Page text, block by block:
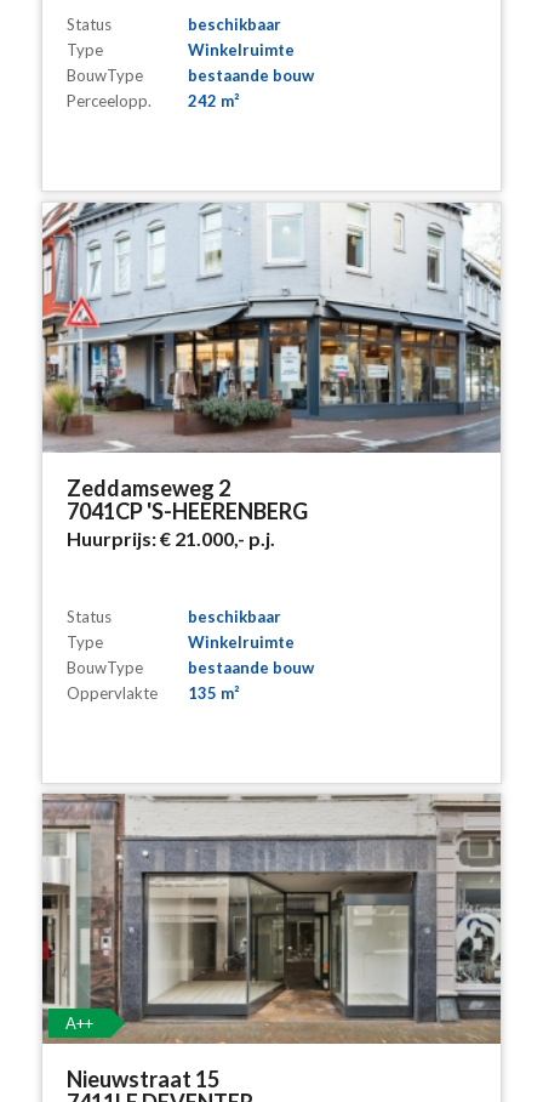
Status
beschikbaar
Type
Winkelruimte
BouwType
bestaande bouw
Perceelopp.
242 m²
Zeddamseweg 2
7041CP 'S-HEERENBERG
Huurprijs:€ 21.000,- p.j.
Status
beschikbaar
Type
Winkelruimte
BouwType
bestaande bouw
Oppervlakte
135 m²
A++
Nieuwstraat 15